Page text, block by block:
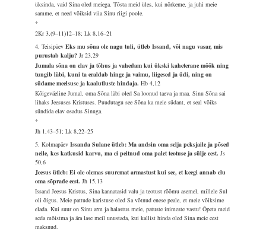
üksinda, vaid Sina oled meiega. Tõsta meid üles, kui nõrkeme, ja juhi meie
samme, et need võiksid viia Sinu riigi poole.
*
2Kr 3,(9–11)12–18; Lk 8,16–21
4. TeisipäevEks mu sõna ole nagu tuli, ütleb Issand, või nagu vasar, mis
purustab kalju?Jr 23,29
Jumala sõna on elav ja tõhus ja vahedam kui ükski kaheterane mõõk ning
tungib läbi, kuni ta eraldab hinge ja vaimu, liigesed ja üdi, ning on
südame meelsuse ja kaalutluste hindaja.Hb 4,12
Kõigeväeline Jumal, oma Sõna läbi oled Sa loonud taeva ja maa. Sinu Sõna sai
lihaks Jeesuses Kristuses. Puudutagu see Sõna ka meie südant, et seal võiks
sündida elav osadus Sinuga.
*
Jh 1,43–51; Lk 8,22–25
5. KolmapäevIssanda Sulane ütleb: Ma andsin oma selja peksjaile ja põsed
neile, kes katkusid karvu, ma ei peitnud oma palet teotuse ja sülje eest.Js
50,6
Jeesus ütleb: Ei ole olemas suuremat armastust kui see, et keegi annab elu
oma sõprade eest.Jh 15,13
Issand Jeesus Kristus, Sina kannatasid valu ja teotust rõõmu asemel, millele Sul
oli õigus. Meie pattude karistuse oled Sa võtnud enese peale, et meie võiksime
elada. Kui suur on Sinu arm ja halastus meie, patuste inimeste vastu! Õpeta meid
seda mõistma ja ära lase meil unustada, kui kallist hinda oled Sina meie eest
maksnud.